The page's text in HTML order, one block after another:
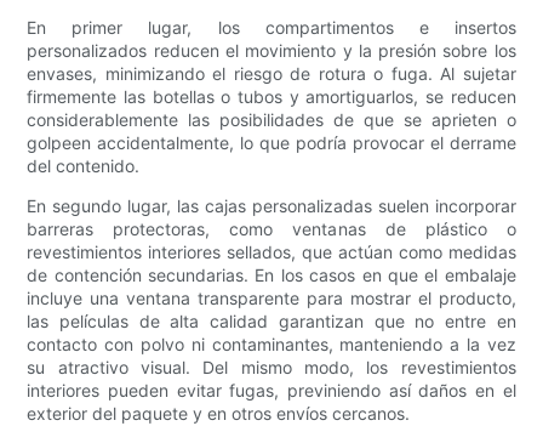
En primer lugar, los compartimentos e insertos
personalizados reducen el movimiento y la presión sobre los
envases, minimizando el riesgo de rotura o fuga. Al sujetar
firmemente las botellas o tubos y amortiguarlos, se reducen
considerablemente las posibilidades de que se aprieten o
golpeen accidentalmente, lo que podría provocar el derrame
del contenido.
En segundo lugar, las cajas personalizadas suelen incorporar
barreras protectoras, como ventanas de plástico o
revestimientos interiores sellados, que actúan como medidas
de contención secundarias. En los casos en que el embalaje
incluye una ventana transparente para mostrar el producto,
las películas de alta calidad garantizan que no entre en
contacto con polvo ni contaminantes, manteniendo a la vez
su atractivo visual. Del mismo modo, los revestimientos
interiores pueden evitar fugas, previniendo así daños en el
exterior del paquete y en otros envíos cercanos.